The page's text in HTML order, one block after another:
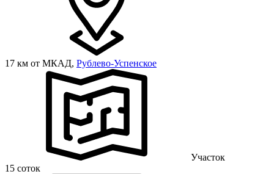
17 км от МКАД, Рублево-Успенское
Участок
15 соток